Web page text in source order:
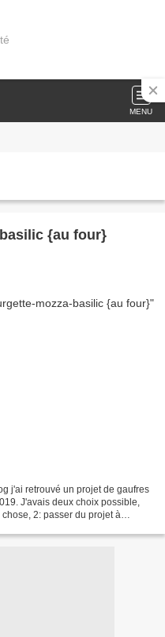
MENU
{au four}
j'ai retrouvé un projet de gaufres
J'avais deux choix possible,
2: passer du projet à